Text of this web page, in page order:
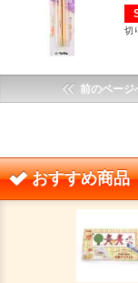
切
前のページ
おすすめ商品